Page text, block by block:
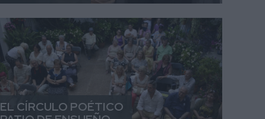
EL CÍRCULO POÉTICO